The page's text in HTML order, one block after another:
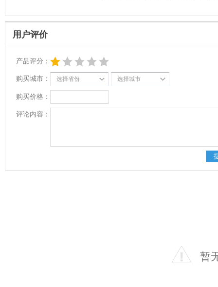
用户评价
产品评分：
购买城市： 选择省份 选择城市
购买价格：
评论内容：
暂